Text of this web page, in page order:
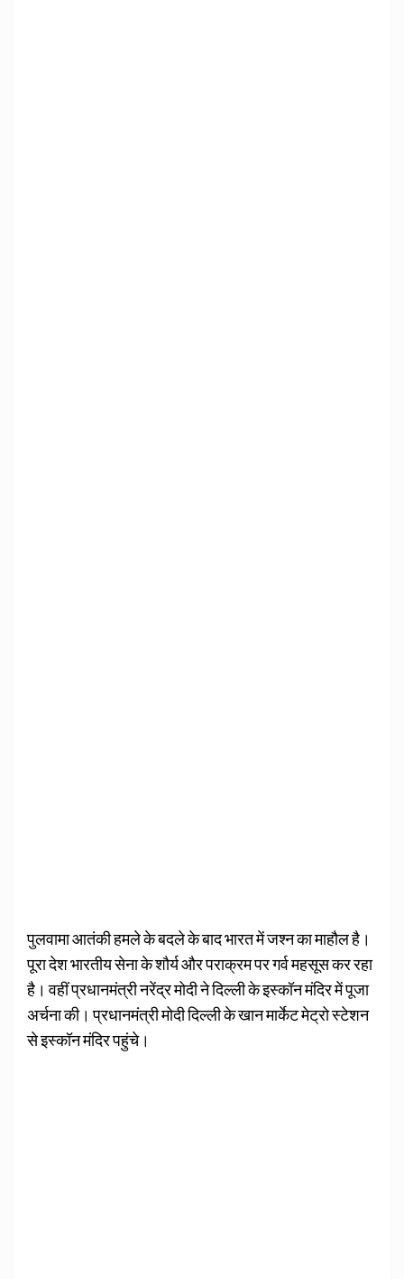
पुलवामा आतंकी हमले के बदले के बाद भारत में जश्न का माहौल है।
पूरा देश भारतीय सेना के शौर्य और पराक्रम पर गर्व महसूस कर रहा
है। वहीं प्रधानमंत्री नरेंद्र मोदी ने दिल्ली के इस्कॉन मंदिर में पूजा
अर्चना की। प्रधानमंत्री मोदी दिल्ली के खान मार्केट मेट्रो स्टेशन
से इस्कॉन मंदिर पहुंचे।